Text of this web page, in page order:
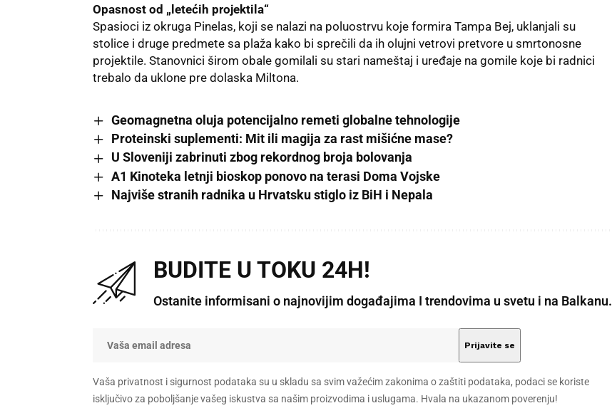
Opasnost od „letećih projektila“
Spasioci iz okruga Pinelas, koji se nalazi na poluostrvu koje formira Tampa Bej, uklanjali su
stolice i druge predmete sa plaža kako bi sprečili da ih olujni vetrovi pretvore u smrtonosne
projektile. Stanovnici širom obale gomilali su stari nameštaj i uređaje na gomile koje bi radnici
trebalo da uklone pre dolaska Miltona.
Geomagnetna oluja potencijalno remeti globalne tehnologije
Proteinski suplementi: Mit ili magija za rast mišićne mase?
U Sloveniji zabrinuti zbog rekordnog broja bolovanja
A1 Kinoteka letnji bioskop ponovo na terasi Doma Vojske
Najviše stranih radnika u Hrvatsku stiglo iz BiH i Nepala
BUDITE U TOKU 24H!
Ostanite informisani o najnovijim događajima I trendovima u svetu i na Balkanu.
Vaša privatnost i sigurnost podataka su u skladu sa svim važećim zakonima o zaštiti podataka, podaci se koriste
isključivo za poboljšanje vašeg iskustva sa našim proizvodima i uslugama. Hvala na ukazanom poverenju!